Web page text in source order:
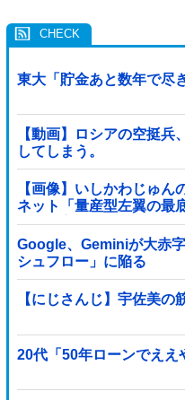
東大「貯金あと数年で
【動画】ロシアの空挺
してしまう。
【画像】いしかわじゅ
ネット「量産型左翼の最
ト陰謀妄想漫画しか描け
Google、Geminiが大赤
シュフロー」に陥る
【にじさんじ】宇佐美の
20代「50年ローンでえ